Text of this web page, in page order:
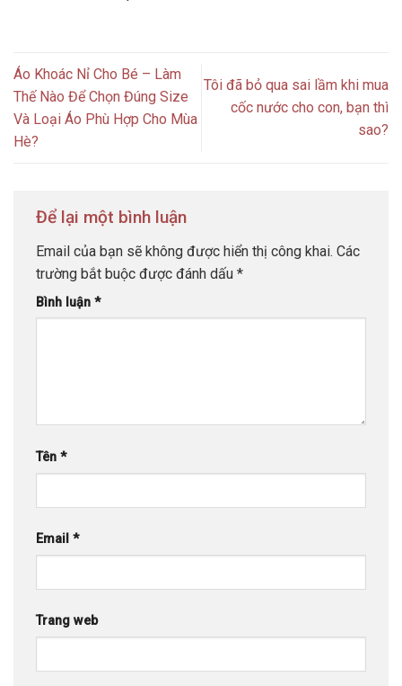
Áo Khoác Nỉ Cho Bé – Làm
Thế Nào Để Chọn Đúng Size
Và Loại Áo Phù Hợp Cho Mùa
Hè?
Tôi đã bỏ qua sai lầm khi mua
cốc nước cho con, bạn thì
sao?
Để lại một bình luận
Email của bạn sẽ không được hiển thị công khai. Các
trường bắt buộc được đánh dấu *
Bình luận *
Tên *
Email *
Trang web